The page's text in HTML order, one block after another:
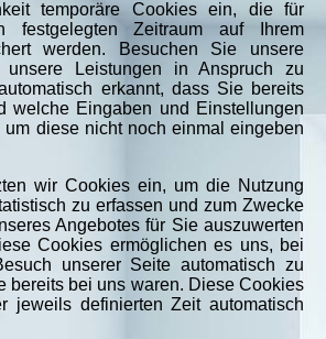
temporäre Cookies ein, die für
festgelegten Zeitraum auf Ihrem
werden. Besuchen Sie unsere
Leistungen in Anspruch zu
erkannt, dass Sie bereits
welche Eingaben und Einstellungen
diese nicht noch einmal eingeben
wir Cookies ein, um die Nutzung
zu erfassen und zum Zwecke
Angebotes für Sie auszuwerten
Cookies ermöglichen es uns, bei
unserer Seite automatisch zu
bereits bei uns waren. Diese Cookies
jeweils definierten Zeit automatisch